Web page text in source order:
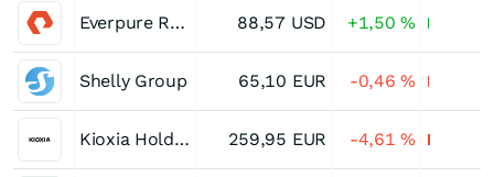
Everpure Registered (A) 88,57 USD +1,50%
Shelly Group 65,10 EUR -0,46%
Kioxia Holdings Corporation 259,95 EUR -4,61%